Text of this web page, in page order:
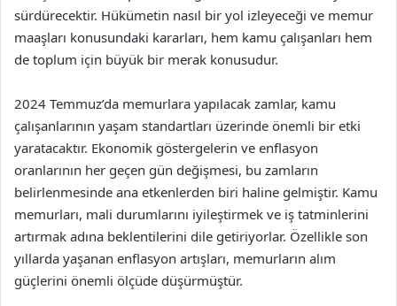
sürdürecektir. Hükümetin nasıl bir yol izleyeceği ve memur
maaşları konusundaki kararları, hem kamu çalışanları hem
de toplum için büyük bir merak konusudur.
2024 Temmuz’da memurlara yapılacak zamlar, kamu
çalışanlarının yaşam standartları üzerinde önemli bir etki
yaratacaktır. Ekonomik göstergelerin ve enflasyon
oranlarının her geçen gün değişmesi, bu zamların
belirlenmesinde ana etkenlerden biri haline gelmiştir. Kamu
memurları, mali durumlarını iyileştirmek ve iş tatminlerini
artırmak adına beklentilerini dile getiriyorlar. Özellikle son
yıllarda yaşanan enflasyon artışları, memurların alım
güçlerini önemli ölçüde düşürmüştür.